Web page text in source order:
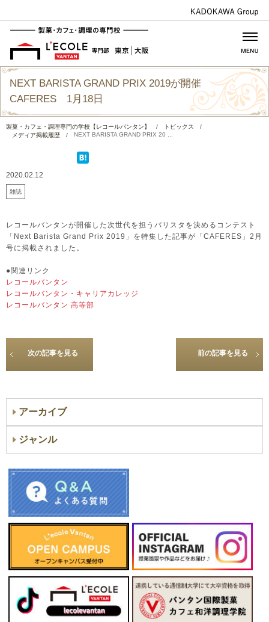
NEXT BARISTA GRAND PRIX 2019が開催
CAFERES 1月18日
製菓・カフェ・調理専門の学校【レコールバンタン】 / トピックス
/
メディア掲載履歴
/ NEXT BARISTA GRAND PRIX 20 ...
2020.02.12
雑誌
レコールバンタンが開催した次世代を担うバリスタを決めるコンテスト
「Next Barista Grand Prix 2019」を特集した記事が「CAFERES」2月
号に掲載されました。
●関連リンク
レコールバンタン
レコールバンタン・キャリアカレッジ
レコールバンタン 高等部
次の記事を見る 前の記事を見る
アーカイブ
ジャンル